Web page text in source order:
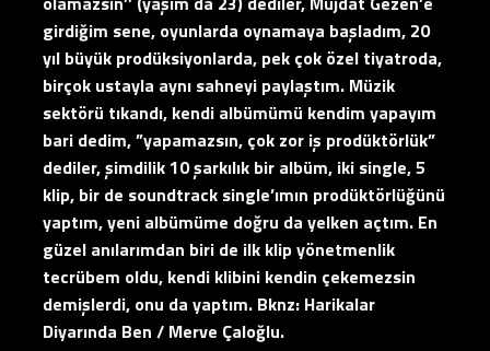
girdiğim sene, oyunlarda oynamaya başladım, 20
yıl büyük prodüksiyonlarda, pek çok özel tiyatroda,
birçok ustayla aynı sahneyi paylaştım. Müzik
sektörü tıkandı, kendi albümümü kendim yapayım
bari dedim, ”yapamazsın, çok zor iş prodüktörlük”
dediler, şimdilik 10 şarkılık bir albüm, iki single, 5
klip, bir de soundtrack single’ımın prodüktörlüğünü
yaptım, yeni albümüme doğru da yelken açtım. En
güzel anılarımdan biri de ilk klip yönetmenlik
tecrübem oldu, kendi klibini kendin çekemezsin
demişlerdi, onu da yaptım. Bknz: Harikalar
Diyarında Ben / Merve Çaloğlu.